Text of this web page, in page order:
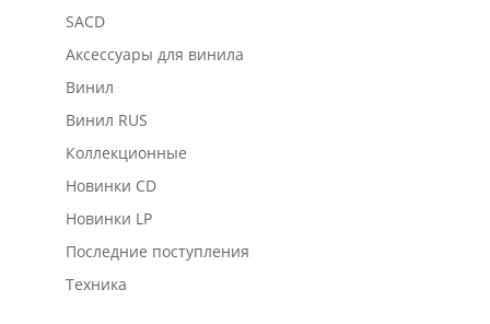
SACD
Аксессуары для винила
Винил
Винил RUS
Коллекционные
Новинки CD
Новинки LP
Последние поступления
Техника